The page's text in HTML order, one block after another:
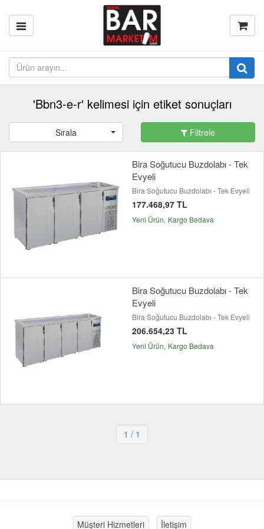
'Bbn3-e-r' kelimesi için etiket sonuçları
Sırala Filtrele
Bira Soğutucu Buzdolabı - Tek
Evyeli
Bira Soğutucu Buzdolabı - Tek Evyeli
177.468,97 TL
Yeni Ürün Kargo Bedava
Bira Soğutucu Buzdolabı - Tek
Evyeli
Bira Soğutucu Buzdolabı - Tek Evyeli
206.654,23 TL
Yeni Ürün Kargo Bedava
1 / 1
Müşteri Hizmetleri İletişim